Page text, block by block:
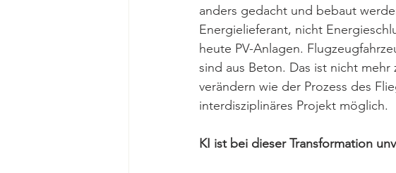
anders gedacht und bebaut
Energielieferant, nicht
heute PV-Anlagen.
sind aus Beton. Das ist nicht
verändern wie der Prozess des
interdisziplinäres Projekt möglich.
KI ist bei dieser Transformation